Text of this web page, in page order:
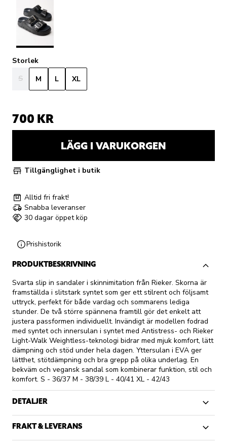
Storlek
S
M L XL
700 KR
LÄGG I VARUKORGEN
Tillgänglighet i butik
Alltid fri frakt!
Snabba leveranser
30 dagar öppet köp
Prishistorik
PRODUKTBESKRIVNING
Svarta slip in sandaler i skinnimitation från Rieker. Skorna är
framställda i slitstark syntet som ger ett stilrent och följsamt
uttryck, perfekt för både vardag och sommarens lediga
stunder. De två större spännena framtill gör det enkelt att
justera passformen individuellt. Invändigt är modellen fodrad
med syntet och innersulan i syntet med Antistress- och Rieker
Light-Walk Weightless-teknologi bidrar med mjuk komfort, lätt
dämpning och stöd under hela dagen. Yttersulan i EVA ger
lätthet, stötdämpning och bra grepp på olika underlag. En
bekväm och vegansk sandal som kombinerar funktion, stil och
komfort. S - 36/37 M - 38/39 L - 40/41 XL - 42/43
DETALJER
FRAKT & LEVERANS